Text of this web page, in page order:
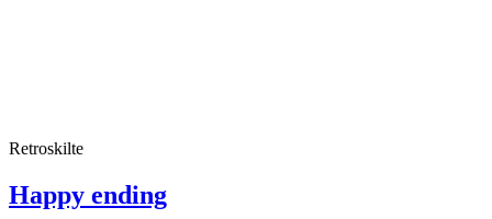
Retroskilte
Happy ending